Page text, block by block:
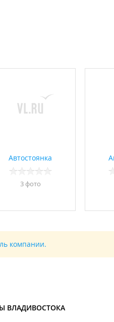
Автостоянка
3 фото
компании.
ВЛАДИВОСТОКА